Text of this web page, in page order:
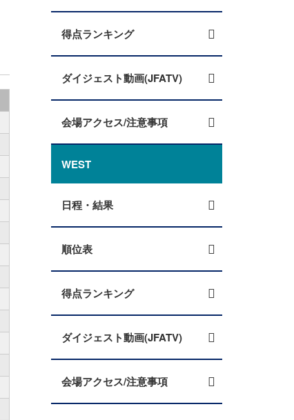
得点ランキング
ダイジェスト動画(JFATV)
会場アクセス/注意事項
WEST
日程・結果
順位表
得点ランキング
ダイジェスト動画(JFATV)
会場アクセス/注意事項